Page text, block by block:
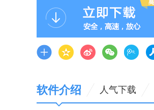
软件介绍 人气下载